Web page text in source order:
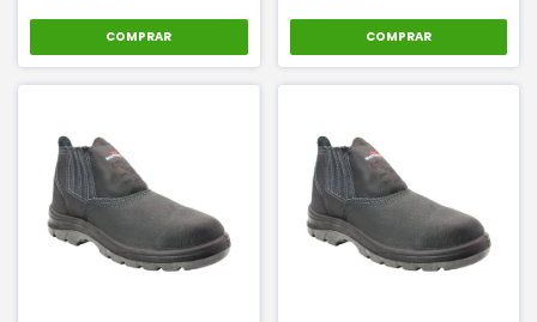
COMPRAR COMPRAR